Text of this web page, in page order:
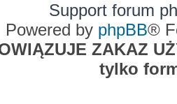
Support forum
Powered by phpBB®
ZAKAZ
tylko